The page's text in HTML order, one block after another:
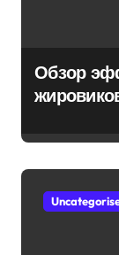
Обзор